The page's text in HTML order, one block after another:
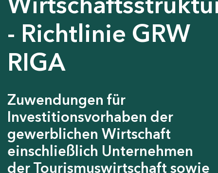
- Richtlinie GRW
RIGA
Zuwendungen für
Investitionsvorhaben der
gewerblichen Wirtschaft
einschließlich Unternehmen
der Tourismuswirtschaft sowie